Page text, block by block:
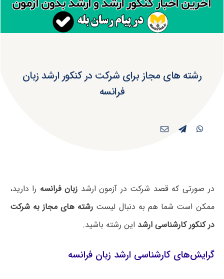
رشته های مجاز برای شرکت در کنکور ارشد زبان
فرانسه
در صورتی که قصد شرکت در آزمون ارشد زبان فرانسه را دارید،
ممکن است شما هم به دنبال لیست رشته های مجاز به شرکت
در کنکور کارشناسی ارشد این رشته باشید.
گرایش‌های کارشناسی ارشد زبان فرانسه